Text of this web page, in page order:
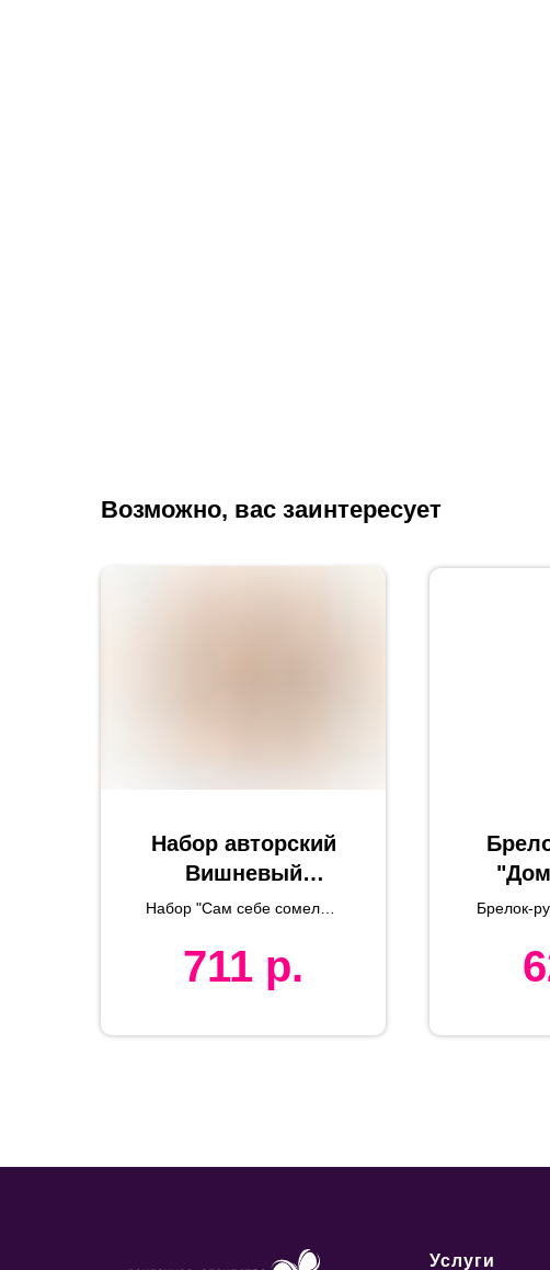
Возможно, вас заинтересует
Набор авторский
Вишневый
бренди
Набор "Сам себе сомелье"
авторского напитка
Вишневый бренди
711 р.
Брелок-
Услуги